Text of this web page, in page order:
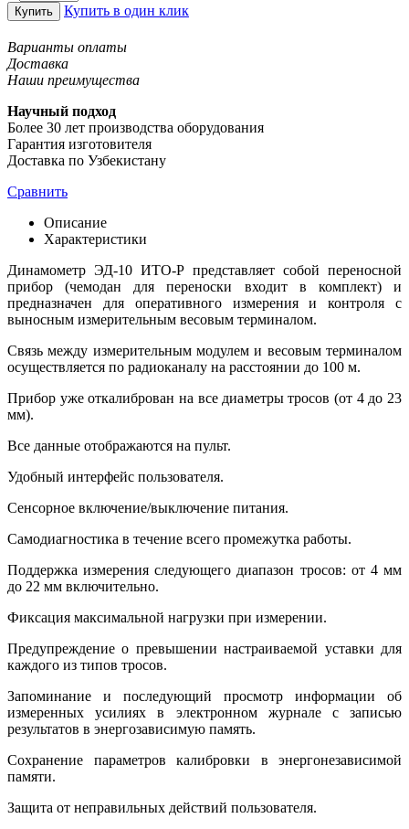
Купить Купить в один клик
Варианты оплаты
Доставка
Наши преимущества
Научный подход
Более 30 лет производства оборудования
Гарантия изготовителя
Доставка по Узбекистану
Сравнить
Описание
Характеристики
Динамометр ЭД-10 ИТО-Р представляет собой переносной
прибор (чемодан для переноски входит в комплект) и
предназначен для оперативного измерения и контроля с
выносным измерительным весовым терминалом.
Связь между измерительным модулем и весовым терминалом
осуществляется по радиоканалу на расстоянии до 100 м.
Прибор уже откалиброван на все диаметры тросов (от 4 до 23
мм).
Все данные отображаются на пульт.
Удобный интерфейс пользователя.
Сенсорное включение/выключение питания.
Самодиагностика в течение всего промежутка работы.
Поддержка измерения следующего диапазон тросов: от 4 мм
до 22 мм включительно.
Фиксация максимальной нагрузки при измерении.
Предупреждение о превышении настраиваемой уставки для
каждого из типов тросов.
Запоминание и последующий просмотр информации об
измеренных усилиях в электронном журнале с записью
результатов в энергозависимую память.
Сохранение параметров калибровки в энергонезависимой
памяти.
Защита от неправильных действий пользователя.